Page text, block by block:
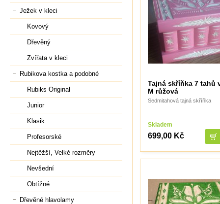
Tajná skříňka 7 tahů
M růžová
Sedmitahová tajná skříňka
Skladem
699,00 Kč
Ježek v kleci
Kovový
Dřevěný
Zvířata v kleci
Rubikova kostka a podobné
Rubiks Original
Junior
Klasik
Profesorské
Nejtěžší, Velké rozměry
Nevšední
Obtížné
Dřevěné hlavolamy